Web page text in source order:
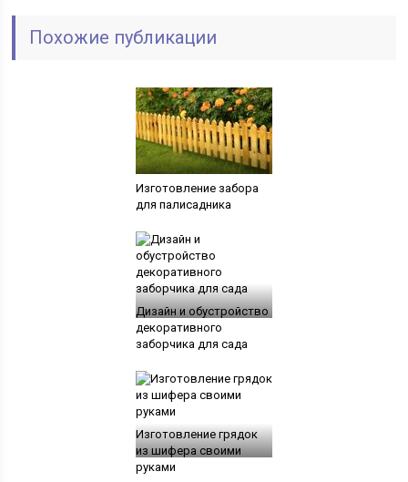
Похожие публикации
Изготовление забора
для палисадника
Дизайн и обустройство
декоративного
заборчика для сада
Изготовление грядок
из шифера своими
руками